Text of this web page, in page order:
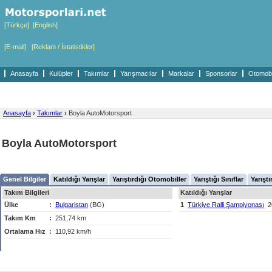
[Türkçe] [English]
[E-mail] [Reklam / İstatistikler]
Anasayfa Kulüpler Takımlar Yarışmacılar Markalar Sponsorlar
Anasayfa › Takımlar › Boyla AutoMotorsport
Boyla AutoMotorsport
Genel Bilgiler Katıldığı Yarışlar Yarıştırdığı Otomobiller Yarıştığı Sınıflar
Takım Bilgileri
Ülke
: Bulgaristan (BG)
Takım Km
: 251,74 km
Ortalama Hız
: 110,92 km/h
Katıldığı Yarışlar
1 Türkiye Ralli Şampiyonası